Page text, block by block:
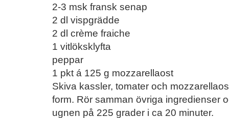
2-3 msk fransk senap
2 dl vispgrädde
2 dl crème fraiche
1 vitlöksklyfta
peppar
1 pkt á 125 g mozzarellaost
Skiva kassler, tomater och
form. Rör samman övriga ingredienser
ugnen på 225 grader i ca 20 minuter.